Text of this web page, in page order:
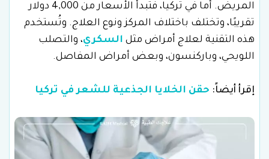
المريض. أما في تركيا، فتبدأ الأسعار من 4,000 دولار
تقريبًا، وتختلف باختلاف المركز ونوع العلاج. وتُستخدم
هذه التقنية لعلاج أمراض مثل السكري، والتصلب
اللويحي، وباركنسون، وبعض أمراض المفاصل.
إقرأ أيضاً: حقن الخلايا الجذعية للشعر في تركيا